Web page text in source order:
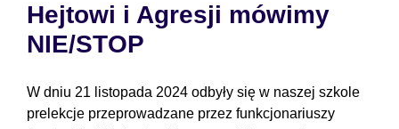
Hejtowi i Agresji mówimy
NIE/STOP
W dniu 21 listopada 2024 odbyły się w naszej szkole
prelekcje przeprowadzane przez funkcjonariuszy